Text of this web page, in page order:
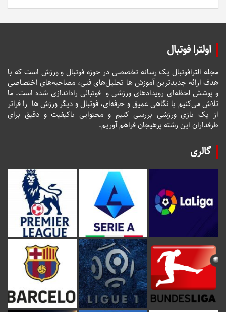
اولترا فوتبال
مجله الترافوتبال یک رسانه تخصصی در حوزه فوتبال و ورزش است که با
هدف ارائه جدیدترین آموزش ها تحلیل‌های فنی، مصاحبه‌های اختصاصی
و پوشش لحظه‌ای رویدادهای ورزشی و فوتبالی راه‌اندازی شده است. ما
تلاش می‌کنیم با نگاهی عمیق و حرفه‌ای، فوتبال و دیگر ورزش ها را فراتر
از یک بازی ورزشی بررسی کنیم و محتوایی باکیفیت و دقیق برای
طرفداران این رشته پرهیجان فراهم آوریم.
گالری